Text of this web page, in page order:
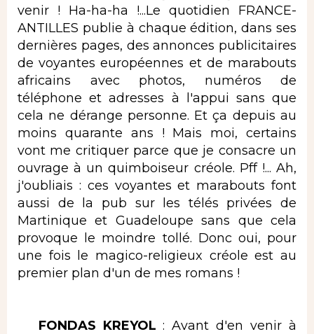
venir ! Ha-ha-ha !...Le quotidien FRANCE-
ANTILLES publie à chaque édition, dans ses
dernières pages, des annonces publicitaires
de voyantes européennes et de marabouts
africains avec photos, numéros de
téléphone et adresses à l'appui sans que
cela ne dérange personne. Et ça depuis au
moins quarante ans ! Mais moi, certains
vont me critiquer parce que je consacre un
ouvrage à un quimboiseur créole. Pff !... Ah,
j'oubliais : ces voyantes et marabouts font
aussi de la pub sur les télés privées de
Martinique et Guadeloupe sans que cela
provoque le moindre tollé. Donc oui, pour
une fois le magico-religieux créole est au
premier plan d'un de mes romans !
FONDAS KREYOL: Avant d'en venir à